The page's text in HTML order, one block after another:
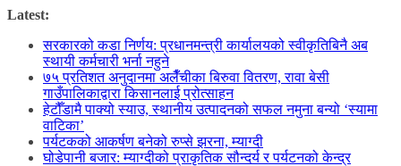
Skip
content
Latest:
सरकारको कडा निर्णय: प्रधानमन्त्री कार्यालयको स्वीकृतिबिनै अब
स्थायी कर्मचारी भर्ना नहुने
७५ प्रतिशत अनुदानमा अलैँचीका बिरुवा वितरण, रावा बेसी
गाउँपालिकाद्वारा किसानलाई प्रोत्साहन
हेटौँडामै पाक्यो स्याउ, स्थानीय उत्पादनको सफल नमुना बन्यो ‘स्यामा
वाटिका’
पर्यटकको आकर्षण बनेको रुप्से झरना, म्याग्दी
घोडेपानी बजार: म्याग्दीको प्राकृतिक सौन्दर्य र पर्यटनको केन्द्र